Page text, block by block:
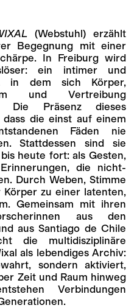
(Webstuhl) erzählt
Begegnung mit einer
In Freiburg wird
ein intimer und
in dem sich Körper,
und Vertreibung
Die Präsenz dieses
die einst auf einem
Fäden nie
Stattdessen sind sie
heute fort: als Gesten,
die nicht-
Durch Weben, Stimme
zu einer latenten,
Gemeinsam mit ihren
aus den
aus Santiago de Chile
die multidisziplinäre
als lebendiges Archiv:
sondern aktiviert,
Zeit und Raum hinweg
Verbindungen